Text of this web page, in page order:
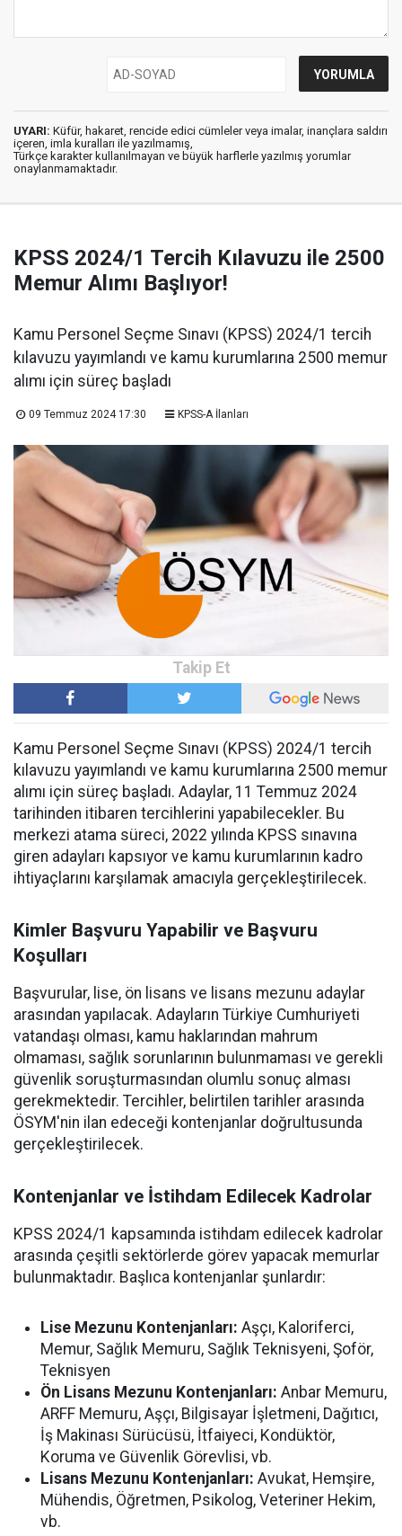
UYARI: Küfür, hakaret, rencide edici cümleler veya imalar, inançlara saldırı
içeren, imla kuralları ile yazılmamış,
Türkçe karakter kullanılmayan ve büyük harflerle yazılmış yorumlar
onaylanmamaktadır.
KPSS 2024/1 Tercih Kılavuzu ile 2500
Memur Alımı Başlıyor!
Kamu Personel Seçme Sınavı (KPSS) 2024/1 tercih
kılavuzu yayımlandı ve kamu kurumlarına 2500 memur
alımı için süreç başladı
09 Temmuz 2024 17:30 KPSS-A İlanları
Kamu Personel Seçme Sınavı (KPSS) 2024/1 tercih
kılavuzu yayımlandı ve kamu kurumlarına 2500 memur
alımı için süreç başladı. Adaylar, 11 Temmuz 2024
tarihinden itibaren tercihlerini yapabilecekler. Bu
merkezi atama süreci, 2022 yılında KPSS sınavına
giren adayları kapsıyor ve kamu kurumlarının kadro
ihtiyaçlarını karşılamak amacıyla gerçekleştirilecek.
Kimler Başvuru Yapabilir ve Başvuru
Koşulları
Başvurular, lise, ön lisans ve lisans mezunu adaylar
arasından yapılacak. Adayların Türkiye Cumhuriyeti
vatandaşı olması, kamu haklarından mahrum
olmaması, sağlık sorunlarının bulunmaması ve gerekli
güvenlik soruşturmasından olumlu sonuç alması
gerekmektedir. Tercihler, belirtilen tarihler arasında
ÖSYM'nin ilan edeceği kontenjanlar doğrultusunda
gerçekleştirilecek.
Kontenjanlar ve İstihdam Edilecek Kadrolar
KPSS 2024/1 kapsamında istihdam edilecek kadrolar
arasında çeşitli sektörlerde görev yapacak memurlar
bulunmaktadır. Başlıca kontenjanlar şunlardır:
Lise Mezunu Kontenjanları: Aşçı, Kaloriferci,
Memur, Sağlık Memuru, Sağlık Teknisyeni, Şoför,
Teknisyen
Ön Lisans Mezunu Kontenjanları: Anbar Memuru,
ARFF Memuru, Aşçı, Bilgisayar İşletmeni, Dağıtıcı,
İş Makinası Sürücüsü, İtfaiyeci, Kondüktör,
Koruma ve Güvenlik Görevlisi, vb.
Lisans Mezunu Kontenjanları: Avukat, Hemşire,
Mühendis, Öğretmen, Psikolog, Veteriner Hekim,
vb.